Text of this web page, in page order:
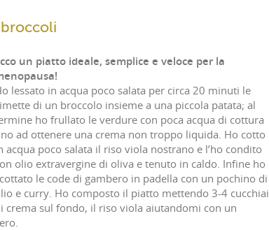
un piatto ideale, semplice e veloce per la
lessato in acqua poco salata per circa 20 minuti le
di un broccolo insieme a una piccola patata; al
ho frullato le verdure con poca acqua di cottura
ad ottenere una crema non troppo liquida. Ho cotto
acqua poco salata il riso viola nostrano e l’ho condito
olio extravergine di oliva e tenuto in caldo. Infine ho
le code di gambero in padella con un pochino di
e curry. Ho composto il piatto mettendo 3-4 cucchiai
crema sul fondo, il riso viola aiutandomi con un